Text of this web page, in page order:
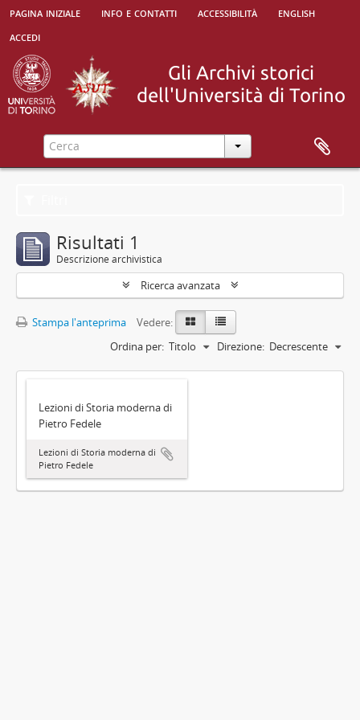
pagina iniziale info e contatti accessibilità
english
accedi
Risultati 1
Descrizione archivistica
Ricerca avanzata
Stampa l'anteprima
Vedere:
Ordina per: Titolo Direzione: Decrescente
Lezioni di Storia moderna di
Pietro Fedele
Lezioni di Storia moderna di
Pietro Fedele